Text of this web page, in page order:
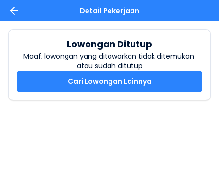
Detail Pekerjaan
Lowongan Ditutup
Maaf, lowongan yang ditawarkan tidak ditemukan
atau sudah ditutup
Cari Lowongan Lainnya